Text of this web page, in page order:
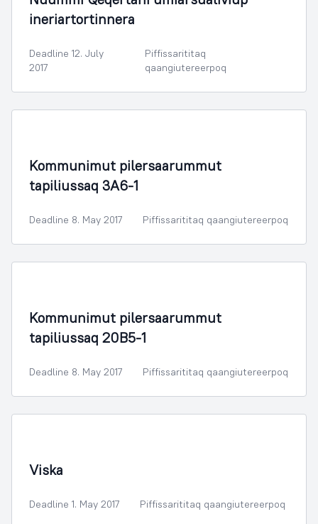
ineriartortinnera
Deadline 12. July
2017
Piffissarititaq
qaangiutereerpoq
Kommunimut pilersaarummut
tapiliussaq 3A6-1
Deadline 8. May 2017 Piffissarititaq qaangiutereerpoq
Kommunimut pilersaarummut
tapiliussaq 20B5-1
Deadline 8. May 2017 Piffissarititaq qaangiutereerpoq
Viska
Deadline 1. May 2017 Piffissarititaq qaangiutereerpoq